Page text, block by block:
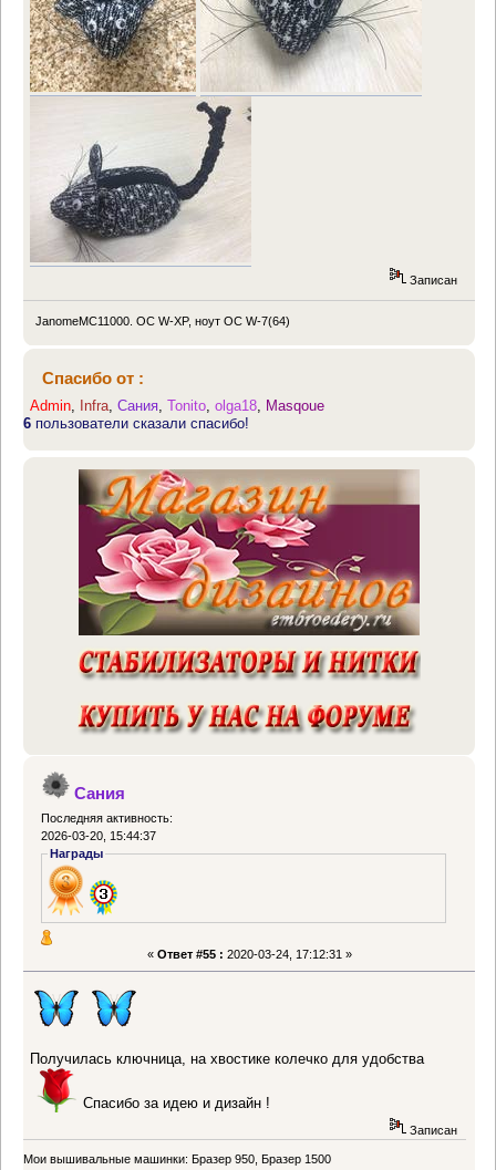
Записан
JanomeMC11000. OC W-XP, ноут OC W-7(64)
Спасибо от :
Admin Infra ,Сания ,Tonito ,olga18 Masqoue
6 пользователи сказали спасибо!
Сания
Последняя активность:
2026-03-20, 15:44:37
Награды
« Ответ #55 : 2020-03-24, 17:12:31 »
Получилась ключница, на хвостике колечко для удобства
Спасибо за идею и дизайн !
Записан
Мои вышивальные машинки: Бразер 950, Бразер 1500